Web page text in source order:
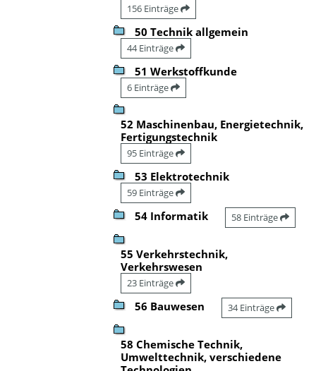
156 Einträge
50 Technik allgemein
44 Einträge
51 Werkstoffkunde
6 Einträge
52 Maschinenbau, Energietechnik,
Fertigungstechnik
95 Einträge
53 Elektrotechnik
59 Einträge
54 Informatik 58 Einträge
55 Verkehrstechnik,
Verkehrswesen
23 Einträge
56 Bauwesen 34 Einträge
58 Chemische Technik,
Umwelttechnik, verschiedene